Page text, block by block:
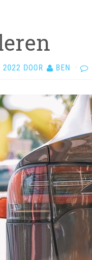
2022 DOOR BEN ·